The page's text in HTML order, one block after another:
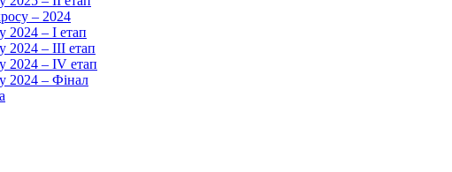
– 2024
2024 – I етап
2024 – III етап
2024 – IV етап
2024 – Фінал